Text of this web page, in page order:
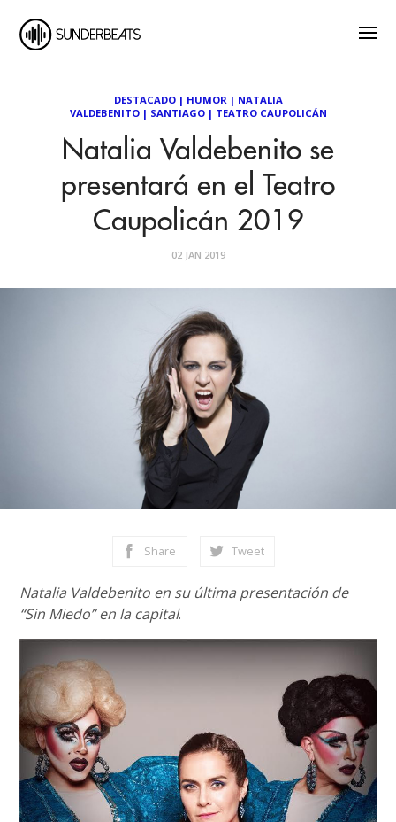
DESTACADO| HUMOR| NATALIA
VALDEBENITO| SANTIAGO| TEATRO CAUPOLICÁN
Natalia Valdebenito se
presentará en el Teatro
Caupolicán 2019
02 JAN 2019
Share Tweet
Natalia Valdebenito en su última presentación de
“Sin Miedo” en la capital.